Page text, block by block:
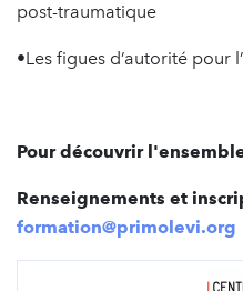
post-traumatique
•Les figues d’autorité pour
Pour découvrir
Renseignements et
formation@primolevi.org